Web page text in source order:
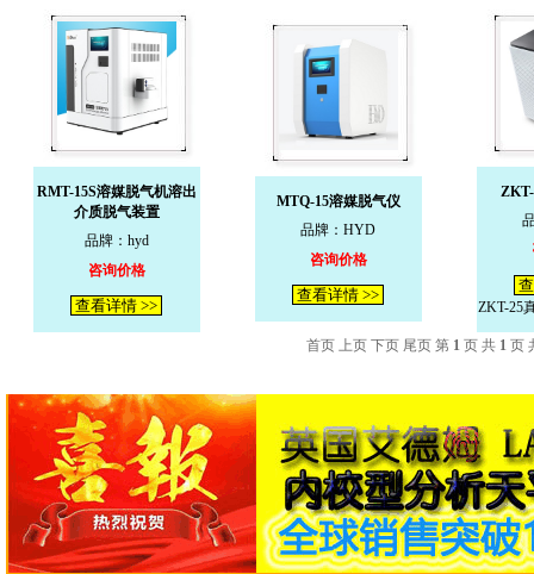
RMT-15S溶媒脱气机溶出
介质脱气装置
品牌：hyd
咨询价格
查看详情 >>
MTQ-15溶媒脱气仪
品牌：HYD
咨询价格
查看详情 >>
ZKT-25
首页 上页 下页 尾页 第 1 页 共 1 页